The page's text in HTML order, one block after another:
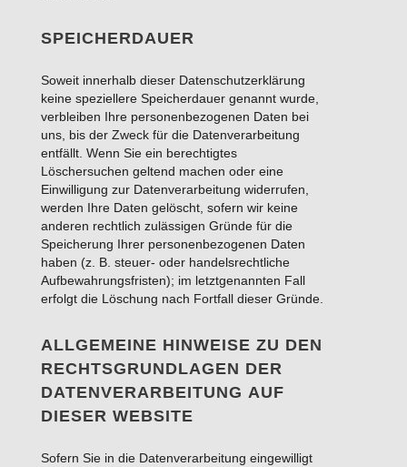
SPEICHERDAUER
Soweit innerhalb dieser Datenschutzerklärung
keine speziellere Speicherdauer genannt wurde,
verbleiben Ihre personenbezogenen Daten bei
uns, bis der Zweck für die Datenverarbeitung
entfällt. Wenn Sie ein berechtigtes
Löschersuchen geltend machen oder eine
Einwilligung zur Datenverarbeitung widerrufen,
werden Ihre Daten gelöscht, sofern wir keine
anderen rechtlich zulässigen Gründe für die
Speicherung Ihrer personenbezogenen Daten
haben (z. B. steuer- oder handelsrechtliche
Aufbewahrungsfristen); im letztgenannten Fall
erfolgt die Löschung nach Fortfall dieser Gründe.
ALLGEMEINE HINWEISE ZU DEN
RECHTSGRUNDLAGEN DER
DATENVERARBEITUNG AUF
DIESER WEBSITE
Sofern Sie in die Datenverarbeitung eingewilligt